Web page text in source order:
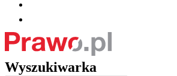
Wyszukiwarka